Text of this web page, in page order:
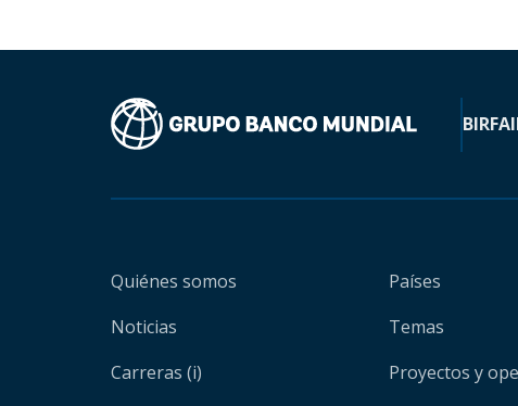
BIRF
Quiénes somos
Noticias
Carreras (i)
Países
Temas
Proyectos y